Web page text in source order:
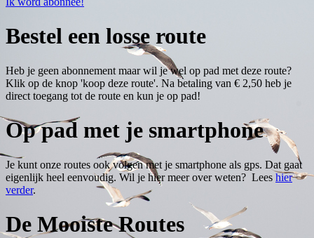
Bestel een losse route
Heb je geen abonnement maar wil je wel op pad met deze route?
Klik op de knop 'koop deze route'. Na betaling van € 2,50 heb je
direct toegang tot de route en kun je op pad!
Op pad met je smartphone
Je kunt onze routes ook volgen met je smartphone als gps. Dat gaat
eigenlijk heel eenvoudig. Wil je hier meer over weten? Lees hier
verder.
De Mooiste Routes